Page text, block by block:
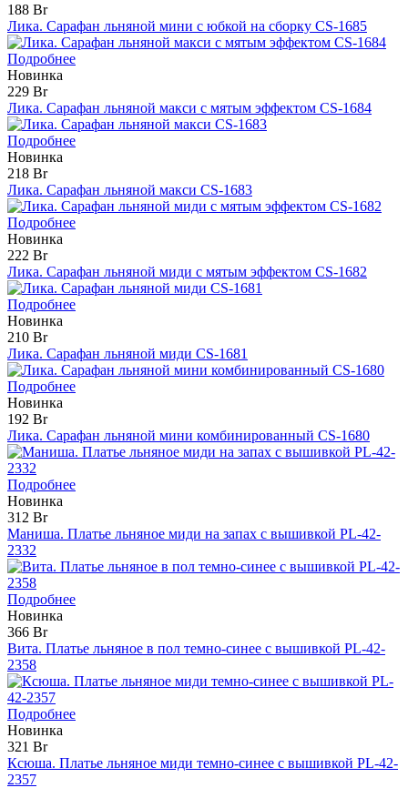
188 Br
Лика. Сарафан льняной мини с юбкой на сборку CS-1685
Подробнее
Новинка
229 Br
Лика. Сарафан льняной макси с мятым эффектом CS-1684
Подробнее
Новинка
218 Br
Лика. Сарафан льняной макси CS-1683
Подробнее
Новинка
222 Br
Лика. Сарафан льняной миди с мятым эффектом CS-1682
Подробнее
Новинка
210 Br
Лика. Сарафан льняной миди CS-1681
Подробнее
Новинка
192 Br
Лика. Сарафан льняной мини комбинированный CS-1680
Подробнее
Новинка
312 Br
Маниша. Платье льняное миди на запах с вышивкой PL-42-
2332
Подробнее
Новинка
366 Br
Вита. Платье льняное в пол темно-синее с вышивкой PL-42-
2358
Подробнее
Новинка
321 Br
Ксюша. Платье льняное миди темно-синее с вышивкой PL-42-
2357